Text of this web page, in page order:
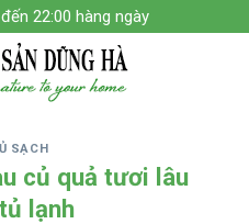
22:00 hàng ngày
SẠCH
củ quả tươi lâu
lạnh